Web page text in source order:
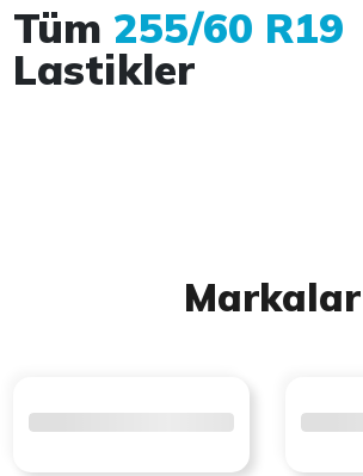
Tüm 255/60 R19
Lastikler
Markalar